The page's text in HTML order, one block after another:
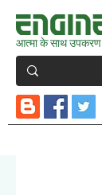
आत्मा के साथ उपकरण